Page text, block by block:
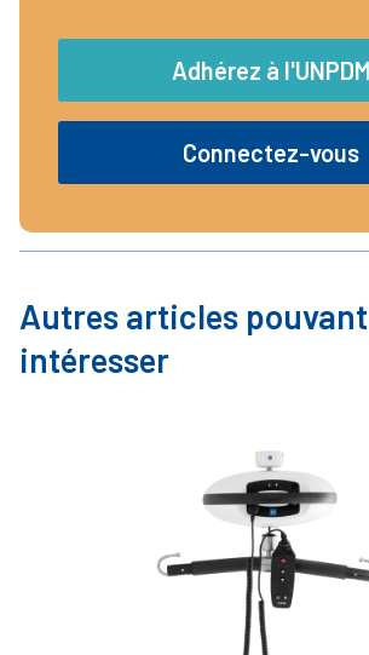
Adhérez à l'UNPDM
Connectez-vous
Autres articles
intéresser